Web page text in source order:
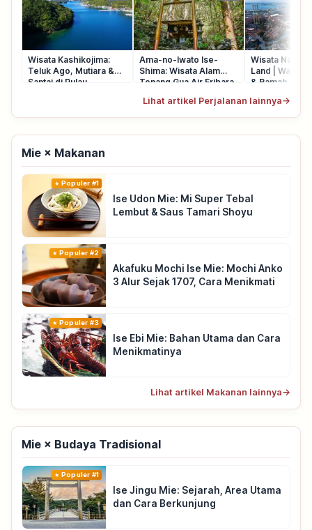
Wisata Kashikojima:
Teluk Ago, Mutiara &
Santai di Pulau
Ama-no-Iwato Ise-
Shima: Wisata Alam
Tenang Gua Air Erihara
Wisata
Land |
& Ramah
Lihat artikel Perjalanan lainnya→
Mie × Makanan
Populer #1
Ise Udon Mie: Mi Super Tebal
Lembut & Saus Tamari Shoyu
Populer #2
Akafuku Mochi Ise Mie: Mochi Anko
3 Alur Sejak 1707, Cara Menikmati
Populer #3
Ise Ebi Mie: Bahan Utama dan Cara
Menikmatinya
Lihat artikel Makanan lainnya→
Mie × Budaya Tradisional
Populer #1
Ise Jingu Mie: Sejarah, Area Utama
dan Cara Berkunjung